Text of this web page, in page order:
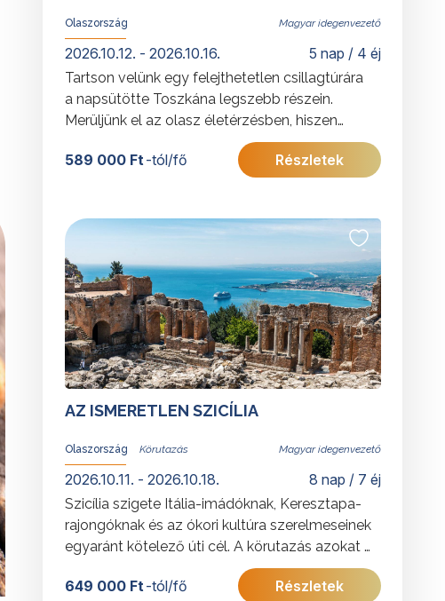
Olaszország Magyar idegenvezető
2026.10.12. - 2026.10.16. 5 nap / 4 éj
Tartson velünk egy felejthetetlen csillagtúrára
a napsütötte Toszkána legszebb részein.
Merüljünk el az olasz életérzésben, hiszen
ahogy ők mondanák „la vita è troppo corta per
non essere felici” vagyis „az élet túl rövid, hogy
kattintson ide.
589 000 Ft-tól/fő Részletek
AZ ISMERETLEN SZICÍLIA
Olaszország Magyar idegenvezető
2026.10.11. - 2026.10.18. 8 nap / 7 éj
Szicília szigete Itália-imádóknak, Keresztapa-
rajongóknak és az ókori kultúra szerelmeseinek
egyaránt kötelező úti cél. A körutazás azokat a
látnivalókat is igyekszik felfedni, melyek
bepillantást engednek az igazi Szicília titkaiba.
649 000 Ft-tól/fő Részletek